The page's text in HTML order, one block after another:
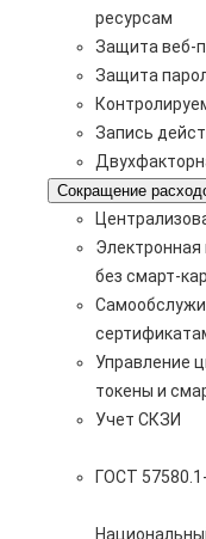
ресурсам
Защита веб-
Защита
Запись
Сокращение
без смарт-
Управление
токены и
Учет СКЗИ
ГОСТ